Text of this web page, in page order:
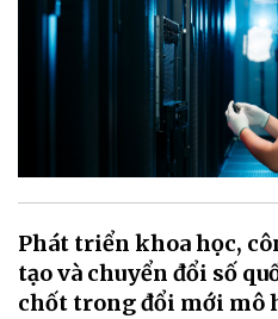
Phát triển khoa học,
tạo và chuyển đổi số
chốt trong đổi mới mô